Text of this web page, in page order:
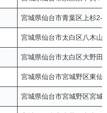
宮城県仙台市青葉区上杉
宮城県仙台市太白区八木
宮城県仙台市太白区大野
宮城県仙台市宮城野区東
宮城県仙台市宮城野区宮